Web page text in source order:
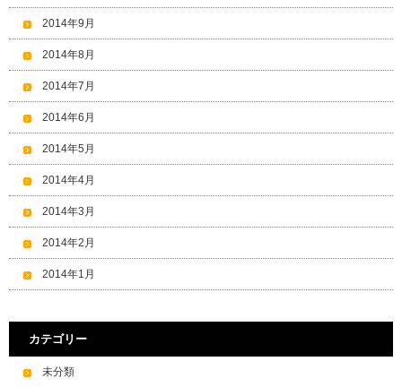
2014年9月
2014年8月
2014年7月
2014年6月
2014年5月
2014年4月
2014年3月
2014年2月
2014年1月
カテゴリー
未分類